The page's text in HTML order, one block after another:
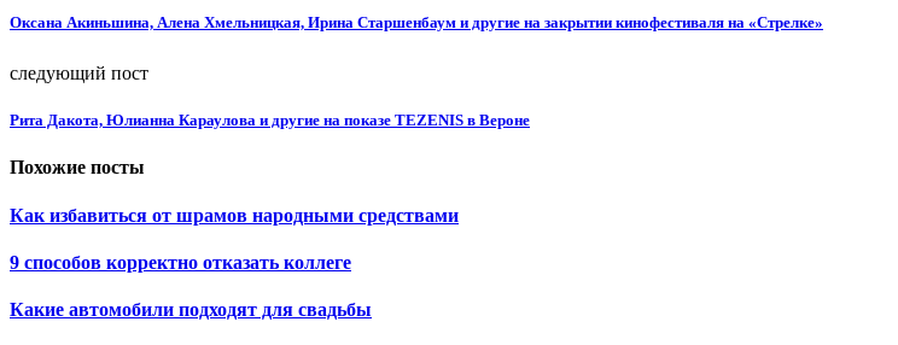
Оксана Акиньшина, Алена Хмельницкая, Ирина Старшенбаум и другие на закрытии кинофестиваля на «Стрелке»
следующий пост
Рита Дакота, Юлианна Караулова и другие на показе TEZENIS в Вероне
Похожие посты
Как избавиться от шрамов народными средствами
9 способов корректно отказать коллеге
Какие автомобили подходят для свадьбы